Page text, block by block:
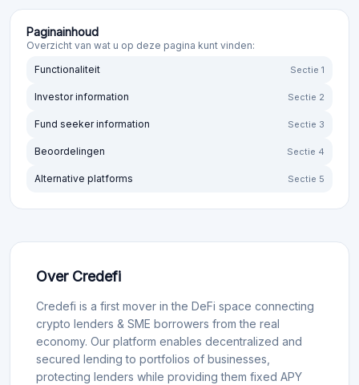
Paginainhoud
Overzicht van wat u op deze pagina kunt vinden:
Functionaliteit
Sectie 1
Investor information Sectie 2
Fund seeker information Sectie 3
Beoordelingen Sectie 4
Alternative platforms Sectie 5
Over Credefi
Credefi is a first mover in the DeFi space connecting
crypto lenders & SME borrowers from the real
economy. Our platform enables decentralized and
secured lending to portfolios of businesses,
protecting lenders while providing them fixed APY